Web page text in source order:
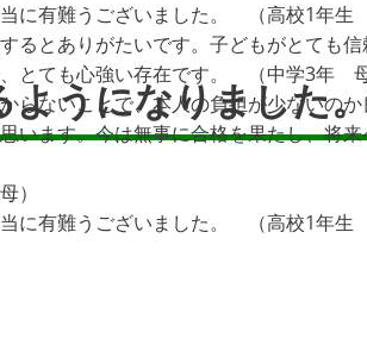
に有難うございました。 （高校1年生
るとありがたいです。子どもがとて
とても心強い存在です。 （中学3年 母
らないことで、本人の負担が少ないの
います。今は無事に合格を果たし、将
）
に有難うございました。 （高校1年生
ようになりました